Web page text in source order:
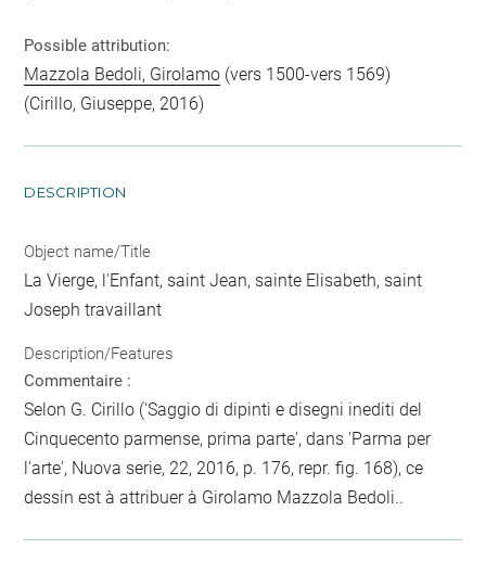
Possible attribution:
Mazzola Bedoli, Girolamo (vers 1500-vers 1569)
(Cirillo, Giuseppe, 2016)
DESCRIPTION
Object name/Title
La Vierge, l'Enfant, saint Jean, sainte Elisabeth, saint
Joseph travaillant
Description/Features
Commentaire :
Selon G. Cirillo ('Saggio di dipinti e disegni inediti del
Cinquecento parmense, prima parte', dans 'Parma per
l'arte', Nuova serie, 22, 2016, p. 176, repr. fig. 168), ce
dessin est à attribuer à Girolamo Mazzola Bedoli..